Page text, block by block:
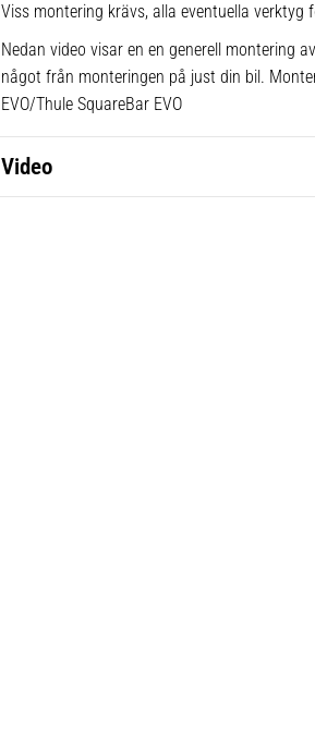
Viss montering krävs, alla eventuella verktyg
Nedan video visar en en generell montering
något från monteringen på just din bil.
EVO/Thule SquareBar EVO
Video